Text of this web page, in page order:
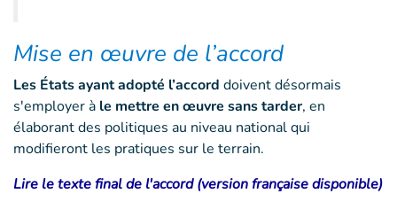
Mise en œuvre de l’accord
Les États ayant adopté l’accord doivent désormais
s'employer à le mettre en œuvre sans tarder, en
élaborant des politiques au niveau national qui
modifieront les pratiques sur le terrain.
Lire le texte final de l'accord (version française disponible)